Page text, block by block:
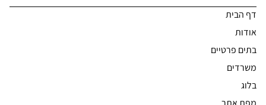
דף הבית
אודות
בתים פרטיים
משרדים
בלוג